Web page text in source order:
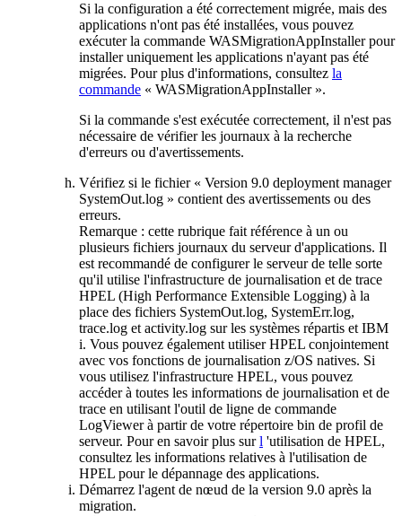
Si la configuration a été correctement migrée, mais des
applications n'ont pas été installées, vous pouvez
exécuter la commande WASMigrationAppInstallerpour
installer uniquement les applications n'ayant pas été
migrées. Pour plus d'informations, consultez la
commande « WASMigrationAppInstaller ».
Si la commande s'est exécutée correctement, il n'est pas
nécessaire de vérifier les journaux à la recherche
d'erreurs ou d'avertissements.
Vérifiez si le fichier « Version 9.0 deployment manager
SystemOut.log » contient des avertissements ou des
erreurs.
Remarque : cette rubrique fait référence à un ou
plusieurs fichiers journaux du serveur d'applications. Il
est recommandé de configurer le serveur de telle sorte
qu'il utilise l'infrastructure de journalisation et de trace
HPEL (High Performance Extensible Logging) à la
place des fichiers SystemOut.log, SystemErr.log,
trace.log et activity.log sur les systèmes répartis et IBM
i. Vous pouvez également utiliser HPEL conjointement
avec vos fonctions de journalisation z/OS natives. Si
vous utilisez l'infrastructure HPEL, vous pouvez
accéder à toutes les informations de journalisation et de
trace en utilisant l'outil de ligne de commande
LogViewer à partir de votre répertoire bin de profil de
serveur. Pour en savoir plus surl 'utilisation de HPEL,
consultez les informations relatives à l'utilisation de
HPEL pour le dépannage des applications.
Démarrez l'agent de nœud de la version 9.0 après la
migration.